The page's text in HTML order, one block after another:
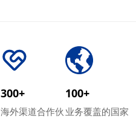
300+
海外渠道合作伙
100+
业务覆盖的国家